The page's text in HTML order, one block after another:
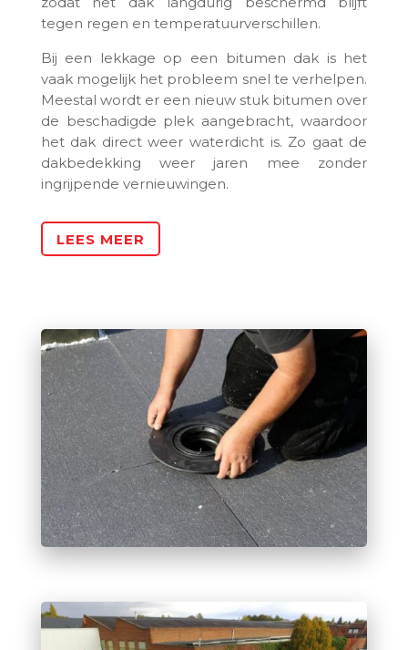
tegen regen en temperatuurverschillen.
Bij een lekkage op een bitumen dak is het
vaak mogelijk het probleem snel te verhelpen.
Meestal wordt er een nieuw stuk bitumen over
de beschadigde plek aangebracht, waardoor
het dak direct weer waterdicht is. Zo gaat de
dakbedekking weer jaren mee zonder
ingrijpende vernieuwingen.
LEES MEER